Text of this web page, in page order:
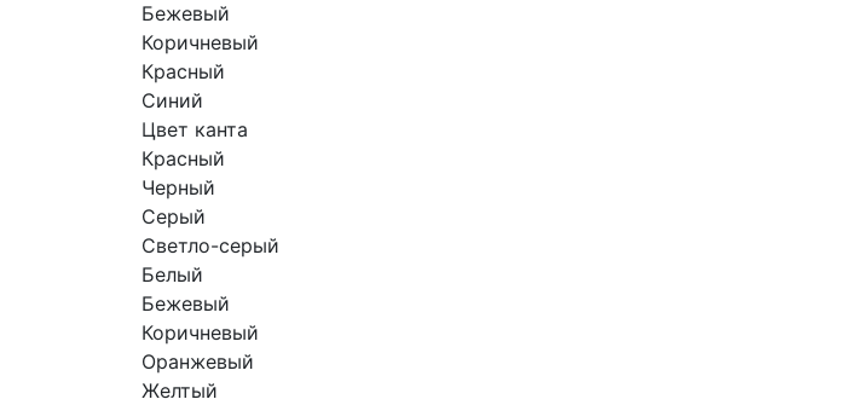
Бежевый
Коричневый
Красный
Синий
Цвет канта
Красный
Черный
Серый
Светло-серый
Белый
Бежевый
Коричневый
Оранжевый
Желтый